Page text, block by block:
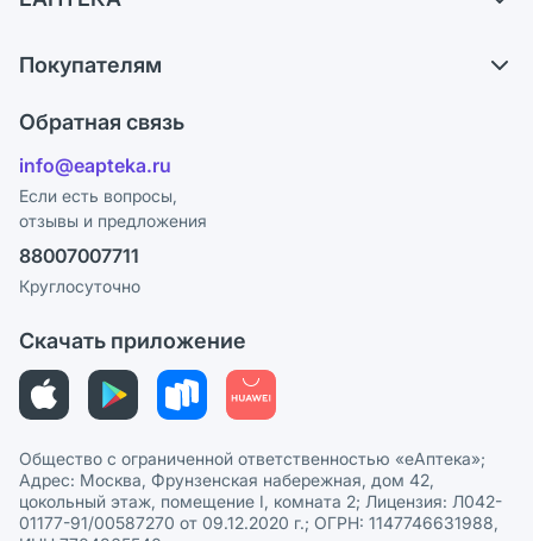
Самовывоз из аптек
Ответы на вопросы
Блог
Карьера
Поставщики
Лицензия
Реклама на сайте
Ваши товары на ЕАПТЕКЕ
Покупателям
Программа СберСпасибо
Политика конфиденциальности
Пользовательское соглашение
Политика рекомендаций
Этика и соответствие
Политика в отношении обработки персональных данных
Обратная связь
info@eapteka.ru
Если есть вопросы,
отзывы и предложения
88007007711
Круглосуточно
Скачать приложение
Общество с ограниченной ответственностью «еАптека»;
Адрес: Москва, Фрунзенская набережная, дом 42,
цокольный этаж, помещение I, комната 2; Лицензия: Л042-
01177-91/00587270 от 09.12.2020 г.; ОГРН: 1147746631988,